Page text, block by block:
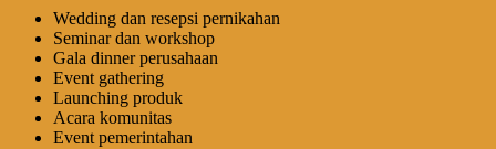
Wedding dan resepsi pernikahan
Seminar dan workshop
Gala dinner perusahaan
Event gathering
Launching produk
Acara komunitas
Event pemerintahan